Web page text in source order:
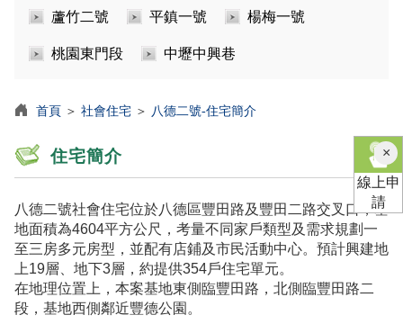
蘆竹二號 平鎮一號 楊梅一號
桃園東門段 中壢中興巷
首頁 ＞ 社會住宅 ＞ 八德二號-住宅簡介
住宅簡介
八德二號社會住宅位於八德區豐田路及豐田二路交叉口，基
地面積為4604平方公尺，考量不同家戶類型及需求規劃一
至三房多元房型，並配有店鋪及市民活動中心。預計興建地
上19層、地下3層，約提供354戶住宅單元。
在地理位置上，本案基地東側臨豐田路，北側臨豐田路二
段，基地西側鄰近豐德公園。
×關
閉
線上申
請